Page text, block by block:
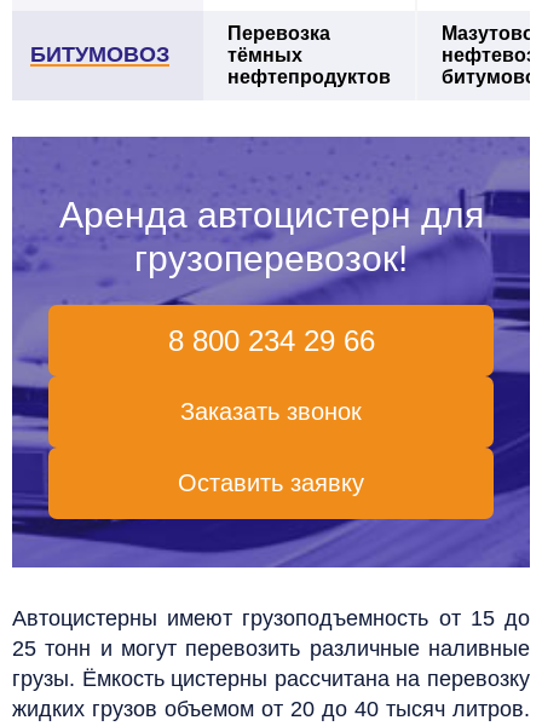
БИТУМОВОЗ
Перевозка
тёмных
нефтепродуктов
нефтевоз,
Аренда автоцистерн для
грузоперевозок!
8 800 234 29 66
Заказать звонок
Оставить заявку
Автоцистерны имеют грузоподъемность от 15 до
25 тонн и могут перевозить различные наливные
грузы. Ёмкость цистерны рассчитана на перевозку
жидких грузов объемом от 20 до 40 тысяч литров.